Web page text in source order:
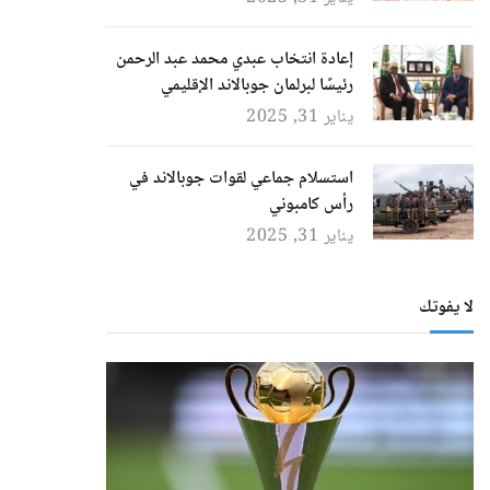
إعادة انتخاب عبدي محمد عبد الرحمن
رئيسًا لبرلمان جوبالاند الإقليمي
يناير 31, 2025
استسلام جماعي لقوات جوبالاند في
رأس كامبوني
يناير 31, 2025
لا يفوتك